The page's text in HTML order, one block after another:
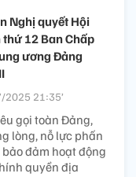
Nghị quyết Hội
12 Ban Chấp
ương Đảng
2025 21:35’
gọi toàn Đảng,
lòng, nỗ lực phấn
đảm hoạt động
quyền địa